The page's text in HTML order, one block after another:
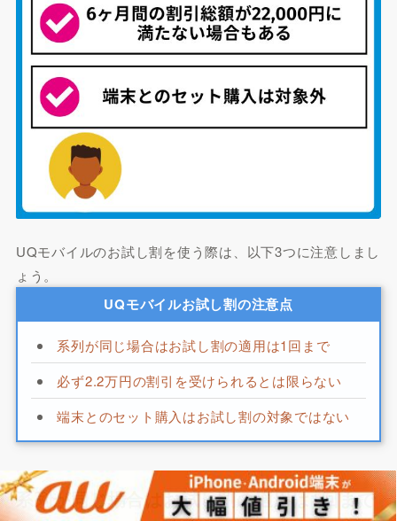
UQモバイルのお試し割を使う際は、以下3つに注意しまし
ょう。
UQモバイルお試し割の注意点
系列が同じ場合はお試し割の適用は1回まで
必ず2.2万円の割引を受けられるとは限らない
端末とのセット購入はお試し割の対象ではない
系列が同じ場合はお試し割の適用は1回まで